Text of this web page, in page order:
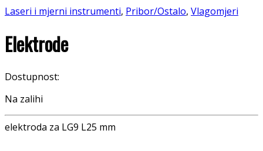
Laseri i mjerni instrumenti, Pribor/Ostalo, Vlagomjeri
Elektrode
Dostupnost:
Na zalihi
elektroda za LG9 L25 mm